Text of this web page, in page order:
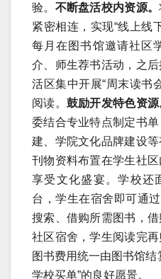
验。 不断盘活校内资源。
紧密相连，实现“线上线
每月在图书馆邀请社区
介、师生荐书活动，之
活区集中开展“周末读书
阅读。 鼓励开发特色资源
委结合专业特点制定书
建、学院文化品牌建设
刊物资料布置在学生社
享受文化盛宴。学校还
台，学生在宿舍即可通过
搜索、借购所需图书，
社区宿舍，学生阅读完
图书费用统一由图书馆结
学校买单”的良好愿景。